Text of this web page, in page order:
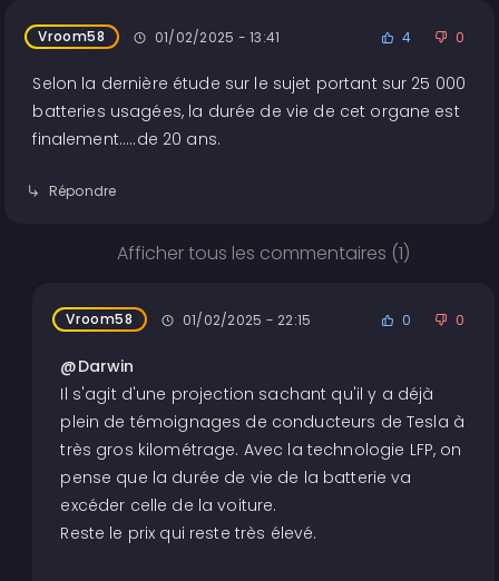
Vroom58 01/02/2025 - 13:41 4 0
Selon la dernière étude sur le sujet portant sur 25 000
batteries usagées, la durée de vie de cet organe est
finalement.....de 20 ans.
Répondre
Afficher tous les commentaires (1)
Vroom58 01/02/2025 - 22:15 0 0
@Darwin
Il s'agit d'une projection sachant qu'il y a déjà
plein de témoignages de conducteurs de Tesla à
très gros kilométrage. Avec la technologie LFP, on
pense que la durée de vie de la batterie va
excéder celle de la voiture.
Reste le prix qui reste très élevé.